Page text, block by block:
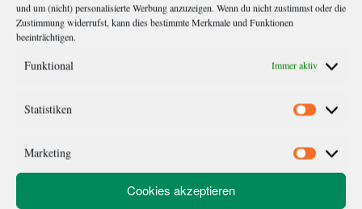
und um (nicht) personalisierte Werbung anzuzeigen. Wenn du nicht zustimmst oder die
Zustimmung widerrufst, kann dies bestimmte Merkmale und Funktionen
beeinträchtigen.
Funktional Immer aktiv
Statistiken
Marketing
Cookies akzeptieren
Leser-
Interaktionen
Schreibe einen Kommentar
Deine E-Mail-Adresse wird nicht veröffentlicht.
Erforderliche Felder